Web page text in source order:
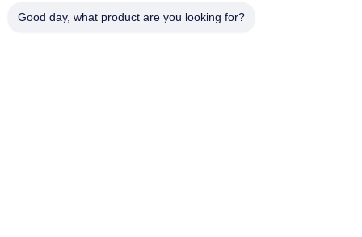
देखा
वुडवर्किंग सैंडिंग मशीनें
Good day, what product are you looking for?